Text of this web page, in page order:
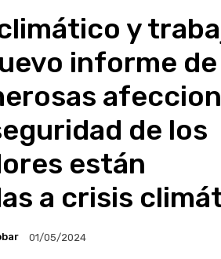
y
informe de
de los
están
a crisis
01/05/2024